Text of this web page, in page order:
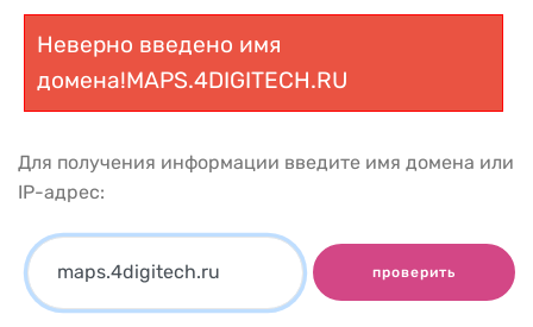
Неверно введено имя
домена!MAPS.4DIGITECH.RU
Для получения информации введите имя домена или
IP-адрес:
проверить